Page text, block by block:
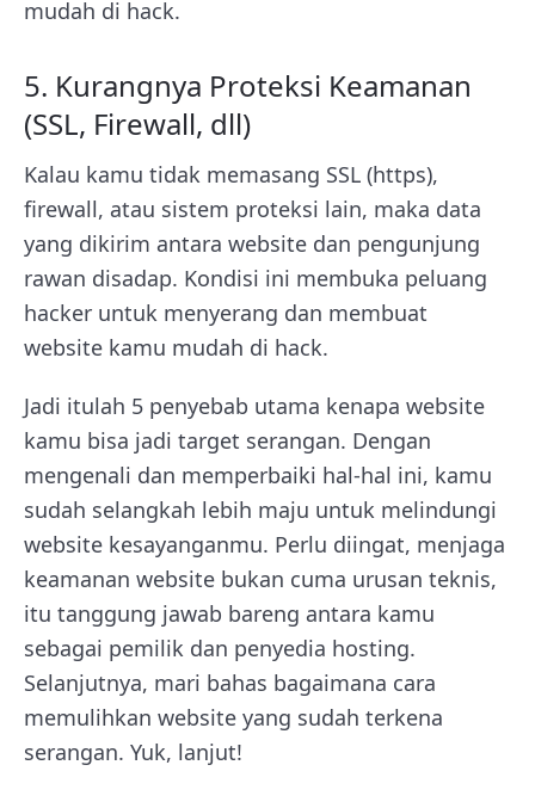
mudah di hack.
5. Kurangnya Proteksi Keamanan
(SSL, Firewall, dll)
Kalau kamu tidak memasang SSL (https),
firewall, atau sistem proteksi lain, maka data
yang dikirim antara website dan pengunjung
rawan disadap. Kondisi ini membuka peluang
hacker untuk menyerang dan membuat
website kamu mudah di hack.
Jadi itulah 5 penyebab utama kenapa website
kamu bisa jadi target serangan. Dengan
mengenali dan memperbaiki hal-hal ini, kamu
sudah selangkah lebih maju untuk melindungi
website kesayanganmu. Perlu diingat, menjaga
keamanan website bukan cuma urusan teknis,
itu tanggung jawab bareng antara kamu
sebagai pemilik dan penyedia hosting.
Selanjutnya, mari bahas bagaimana cara
memulihkan website yang sudah terkena
serangan. Yuk, lanjut!